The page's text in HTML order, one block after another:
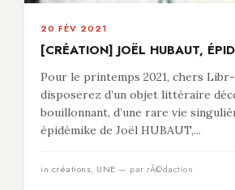
20 FÉV 2021
[CRÉATION] JOËL HUBAUT,
Pour le printemps 2021, chers
disposerez d’un objet littéraire
bouillonnant, d’une rare vie
épidémike de Joël HUBAUT,...
in créations, UNE — par rÃ©daction